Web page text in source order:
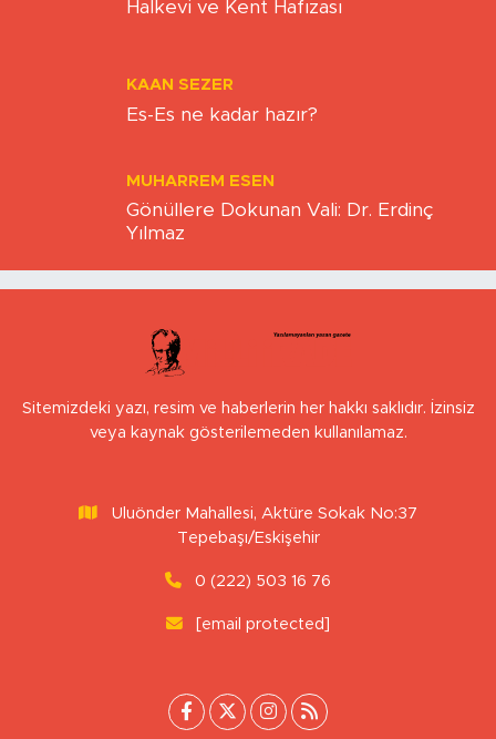
Halkevi ve Kent Hafızası
KAAN SEZER
Es-Es ne kadar hazır?
MUHARREM ESEN
Gönüllere Dokunan Vali: Dr. Erdinç
Yılmaz
Sitemizdeki yazı, resim ve haberlerin her hakkı saklıdır. İzinsiz
veya kaynak gösterilemeden kullanılamaz.
Uluönder Mahallesi, Aktüre Sokak No:37
Tepebaşı/Eskişehir
0 (222) 503 16 76
[email protected]